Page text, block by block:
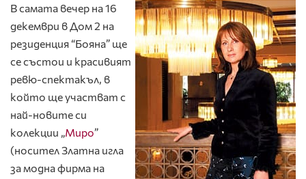
В самата вечер на 16
декември в Дом 2 на
резиденция “Бояна” ще
се състои и красивият
ревю-спектакъл, в
който ще участват с
най-новите си
колекции „Миро”
(носител Златна игла
за модна фирма на